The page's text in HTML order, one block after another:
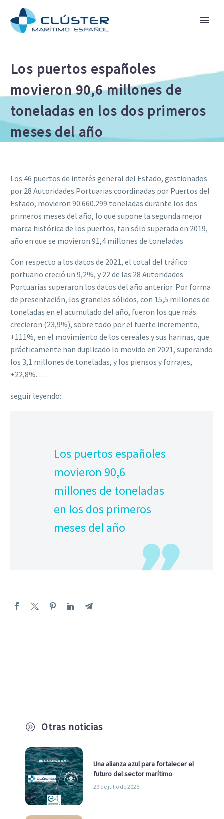
Los puertos españoles
movieron 90,6 millones de
toneladas en los dos primeros
meses del año
A Otras noticias
Una alianza azul para fortalecer el
futuro del sector marítimo
29 de julio de 2026
Los 46 puertos de interés general del Estado, gestionados
por 28 Autoridades Portuarias coordinadas por Puertos del
Estado, movieron 90.660.299 toneladas durante los dos
primeros meses del año, lo que supone la segunda mejor
marca histórica de los puertos, tan sólo superada en 2019,
año en que se movieron 91,4 millones de toneladas
Con respecto a los datos de 2021, el total del tráfico
portuario creció un 9,2%, y 22 de las 28 Autoridades
Portuarias superaron los datos del año anterior. Por forma
de presentación, los graneles sólidos, con 15,5 millones de
toneladas en el acumulado del año, fueron los que más
crecieron (23,9%), sobre todo por el fuerte incremento,
+111%, en el movimiento de los cereales y sus harinas, que
prácticamente han duplicado lo movido en 2021, superando
los 3,1 millones de toneladas, y los piensos y forrajes,
+22,8%. …
seguir leyendo:
Los puertos españoles
movieron 90,6
millones de toneladas
en los dos primeros
meses del año